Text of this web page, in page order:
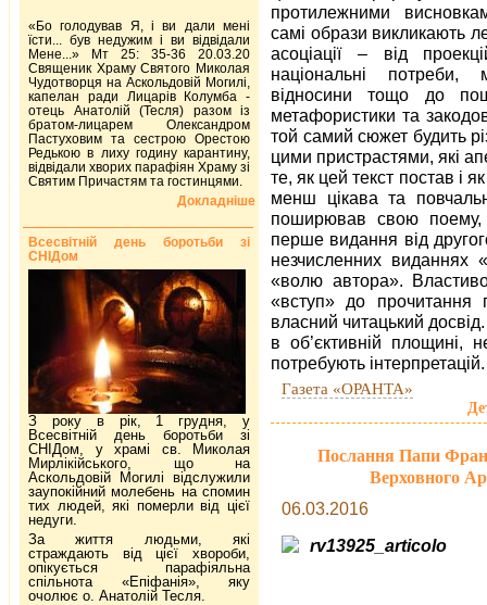
протилежними
самі образи викликають
асоціації – від
національні потреби,
відносини тощо до
метафористики та
той самий сюжет будить
цими пристрастями, які
те, як цей текст постав і
менш цікава та
поширював свою поему,
перше видання від
незчисленних виданнях
«волю автора».
«вступ» до
власний читацький
в об’єктивній площині,
потребують інтерпретацій.
Газета «ОРАНТА»
Послання Папи
Верховного
06.03.2016
«Бо голодував Я, і ви дали мені
їсти... був недужим і ви відвідали
Мене...» Мт 25: 35-36 20.03.20
Священик Храму Святого Миколая
Чудотворця на Аскольдовій Могилі,
капелан ради Лицарів Колумба -
отець Анатолій (Тесля) разом із
братом-лицарем Олександром
Пастуховим та сестрою Орестою
Редькою в лиху годину карантину,
відвідали хворих парафіян Храму зі
Святим Причастям та гостинцями.
Докладніше
Всесвітній день боротьби зі
СНІДом
З року в рік, 1 грудня, у
Всесвітній день боротьби зі
СНІДом, у храмі св. Миколая
Мирлікійського, що на
Аскольдовій Могилі відслужили
заупокійний молебень на спомин
тих людей, які померли від цієї
недуги.
За життя людьми, які
страждають від цієї хвороби,
опікується парафіяльна
спільнота «Епіфанія», яку
очолює о. Анатолій Тесля.